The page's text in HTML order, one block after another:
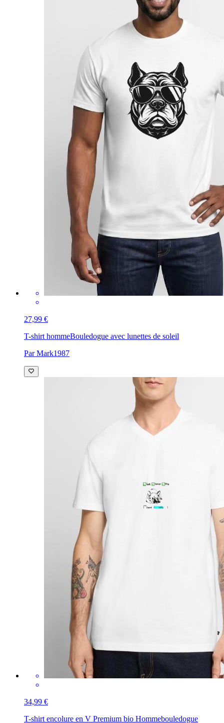
27,99 €
T-shirt hommeBouledogue avec lunettes de soleil
Par Mark1987
34,99 €
T-shirt encolure en V Premium bio Hommebouledogue